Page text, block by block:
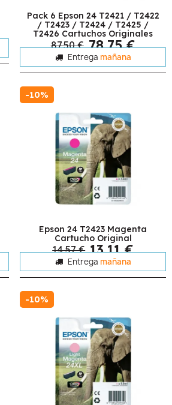
Pack 6 Epson 24 T2421 / T2422
/ T2423 / T2424 / T2425 /
T2426 Cartuchos Originales
87,50 € 78,75 €
Entrega mañana
-10%
Epson 24 T2423 Magenta
Cartucho Original
14,57 € 13,11 €
Entrega mañana
-10%